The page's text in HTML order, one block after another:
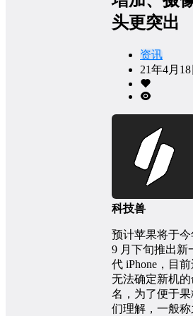
头更突出
资讯
21年4月18
科技兽
预计苹果将于今
9 月下旬推出新
代 iPhone，目
无法确定新机的
名，为了便于果
们理解，一般称